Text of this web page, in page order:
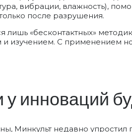
вибрации, влажность),
после разрушения.
лишь «бесконтактных»
и изучением. С применением
у инноваций
Минкульт недавно